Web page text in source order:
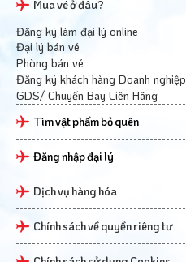
Mua vé ở đâu?
Đăng ký làm đại lý online
Đại lý bán vé
Phòng bán vé
Đăng ký khách hàng Doanh nghiệp
GDS/ Chuyến Bay Liên Hãng
Tìm vật phẩm bỏ quên
Đăng nhập đại lý
Dịch vụ hàng hóa
Chính sách về quyền riêng tư